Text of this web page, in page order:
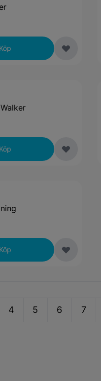
Köp
Köp
Köp
4 5 6 7